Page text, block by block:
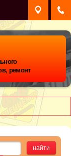
ремонт